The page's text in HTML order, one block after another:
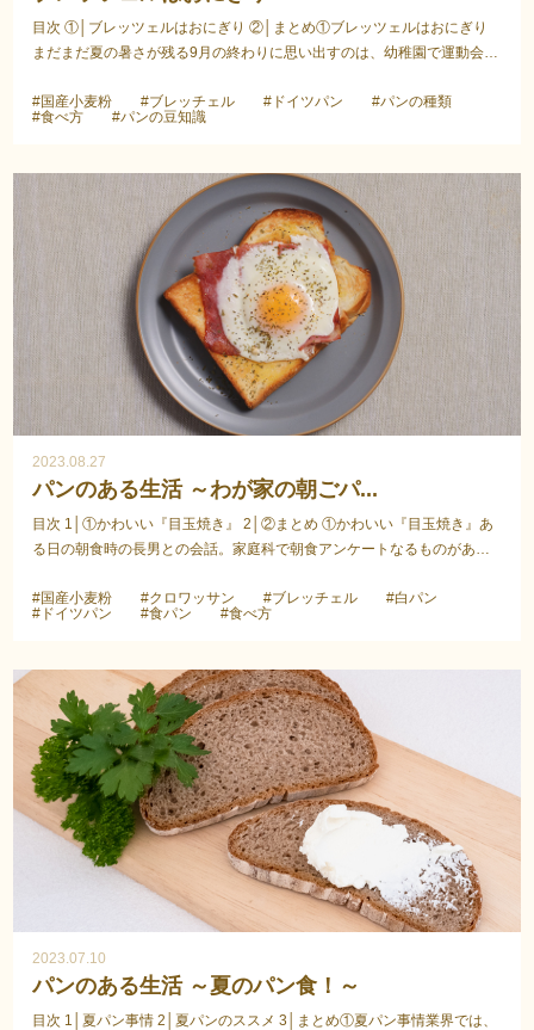
目次 ①│ブレッツェルはおにぎり ②│まとめ①ブレッツェルはおにぎり
まだまだ夏の暑さが残る9月の終わりに思い出すのは、幼稚園で運動会の
#国産小麦粉
#ブレッチェル #ドイツパン
#パンの種類
#食べ方
#パンの豆知識
2023.08.27
パンのある生活 ～わが家の朝ごパ...
目次 1│①かわいい『目玉焼き』 2│②まとめ ①かわいい『目玉焼き』あ
る日の朝食時の長男との会話。家庭科で朝食アンケートなるものがあ
#国産小麦粉
#クロワッサン #ブレッチェル
#白パン
#ドイツパン
#食パン #食べ方
2023.07.10
パンのある生活 ～夏のパン食！～
目次 1│夏パン事情 2│夏パンのススメ 3│まとめ①夏パン事情業界では、